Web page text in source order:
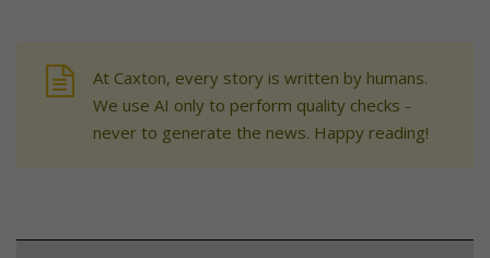
At Caxton, every story is written by humans.
We use AI only to perform quality checks -
never to generate the news. Happy reading!